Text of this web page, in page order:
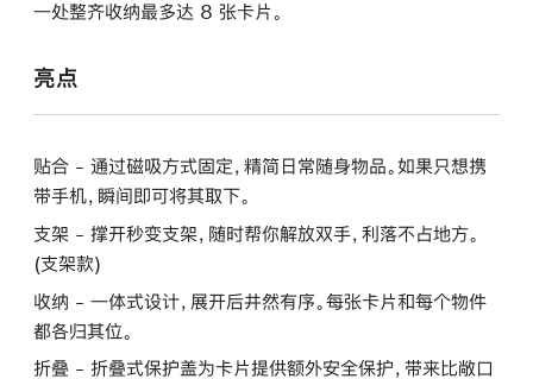
一处整齐收纳最多达 8 张卡片。
亮点
贴合 - 通过磁吸方式固定，精简日常随身物品。如果只想携
带手机，瞬间即可将其取下。
支架 - 撑开秒变支架，随时帮你解放双手，利落不占地方。
(支架款)
收纳 - 一体式设计，展开后井然有序。每张卡片和每个物件
都各归其位。
折叠 - 折叠式保护盖为卡片提供额外安全保护，带来比敞口